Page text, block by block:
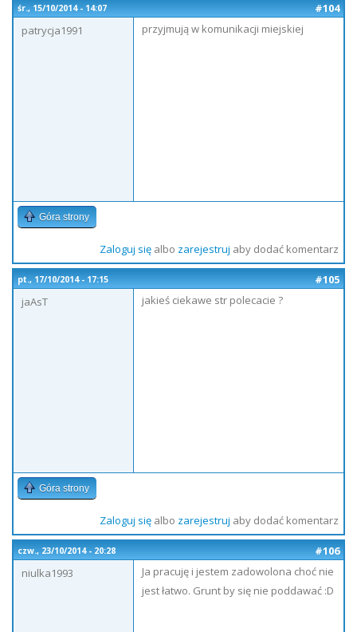
śr., 15/10/2014 - 14:07
#104
patrycja1991
przyjmują w komunikacji miejskiej
Góra strony
Zaloguj sięalbo zarejestruj aby dodać komentarz
pt., 17/10/2014 - 17:15
#105
jaAsT
jakieś ciekawe str polecacie ?
Góra strony
Zaloguj sięalbo zarejestruj aby dodać komentarz
czw., 23/10/2014 - 20:28
#106
niulka1993
Ja pracuję i jestem zadowolona choć nie
jest łatwo. Grunt by się nie poddawać :D